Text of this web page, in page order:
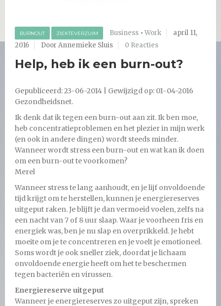
BURNOUT ZIEKTEVERZUIM Business • Work
april 11,
2016
Door Annemieke Sluis 0 Reacties
Help, heb ik een burn-out?
Gepubliceerd: 23-06-2014 | Gewijzigd op: 01-04-2016
Gezondheidsnet.
Ik denk dat ik tegen een burn-out aan zit. Ik ben moe,
heb concentratieproblemen en het plezier in mijn werk
(en ook in andere dingen) wordt steeds minder.
Wanneer wordt stress een burn-out en wat kan ik doen
om een burn-out te voorkomen?
Merel
Wanneer stress te lang aanhoudt, en je lijf onvoldoende
tijd krijgt om te herstellen, kunnen je energiereserves
uitgeput raken. Je blijft je dan vermoeid voelen, zelfs na
een nacht van 7 of 8 uur slaap. Waar je voorheen fris en
energiek was, ben je nu slap en overprikkeld. Je hebt
moeite om je te concentreren en je voelt je emotioneel.
Soms wordt je ook sneller ziek, doordat je lichaam
onvoldoende energie heeft om het te beschermen
tegen bacteriën en virussen.
Energiereserve uitgeput
Wanneer je energiereserves zo uitgeput zijn, spreken